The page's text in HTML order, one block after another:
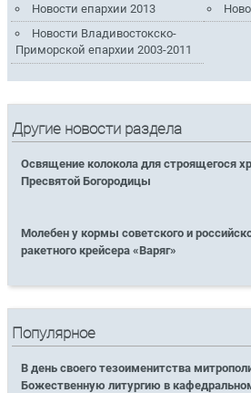
Новости епархии 2013
Новости Владивостокско-
Приморской епархии 2003-2011
Другие новости раздела
Освящение колокола для строящегося
Пресвятой Богородицы
Молебен у кормы советского и
ракетного крейсера «Варяг»
Популярное
В день своего тезоименитства
Божественную литургию в